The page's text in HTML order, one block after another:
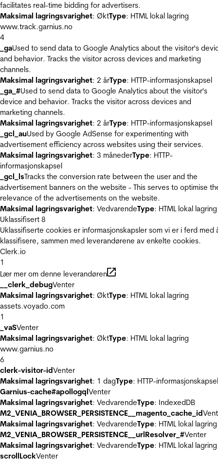
facilitates real-time bidding for advertisers.
Maksimal lagringsvarighet: ØktType: HTML lokal lagring
www.track.garnius.no
4
_gaUsed to send data to Google Analytics about the visitor's
and behavior. Tracks the visitor across devices and marketing
channels.
Maksimal lagringsvarighet: 2 årType: HTTP-informasjonskapsel
_ga_#Used to send data to Google Analytics about the visitor's
device and behavior. Tracks the visitor across devices and
marketing channels.
Maksimal lagringsvarighet: 2 årType: HTTP-informasjonskapsel
_gcl_auUsed by Google AdSense for experimenting with
advertisement efficiency across websites using their services.
Maksimal lagringsvarighet: 3 månederType: HTTP-
informasjonskapsel
_gcl_lsTracks the conversion rate between the user and the
advertisement banners on the website - This serves to optimise
relevance of the advertisements on the website.
Maksimal lagringsvarighet: VedvarendeType: HTML lokal lagring
Uklassifisert 8
Uklassifiserte cookies er informasjonskapsler som vi er i ferd med
klassifisere, sammen med leverandørene av enkelte cookies.
Clerk.io
1
Lær mer om denne leverandøren
__clerk_debugVenter
Maksimal lagringsvarighet: ØktType: HTML lokal lagring
assets.voyado.com
1
_vaSVenter
Maksimal lagringsvarighet: ØktType: HTML lokal lagring
www.garnius.no
6
clerk-visitor-idVenter
Maksimal lagringsvarighet: 1 dagType: HTTP-informasjonskapsel
Garnius-cache#apollogqlVenter
Maksimal lagringsvarighet: VedvarendeType: IndexedDB
M2_VENIA_BROWSER_PERSISTENCE__magento_cache_id
Maksimal lagringsvarighet: VedvarendeType: HTML lokal lagring
M2_VENIA_BROWSER_PERSISTENCE__urlResolver_#Venter
Maksimal lagringsvarighet: VedvarendeType: HTML lokal lagring
scrollLockVenter